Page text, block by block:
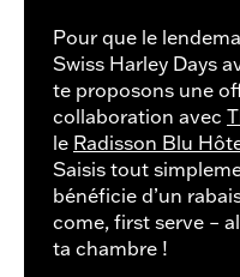
Pour que le
Swiss Harley Days
te proposons une
collaboration avec
le Radisson Blu
Saisis tout
bénéficie d’un
come, first serve –
ta chambre !